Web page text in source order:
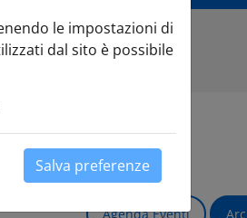
Agenda Eventi
le impostazioni di
dal sito è possibile
Salva preferenze